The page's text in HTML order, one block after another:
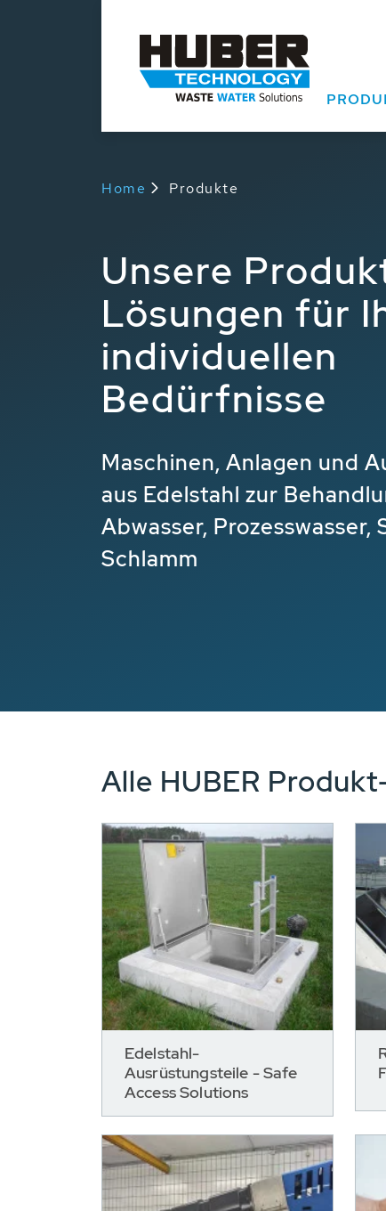
Home Produkte
Unsere
Lösungen für
individuellen
Bedürfnisse
Maschinen, Anlagen und
aus Edelstahl zur
Abwasser, Prozesswasser,
Schlamm
Alle HUBER
Edelstahl-
Ausrüstungsteile - Safe
Access Solutions